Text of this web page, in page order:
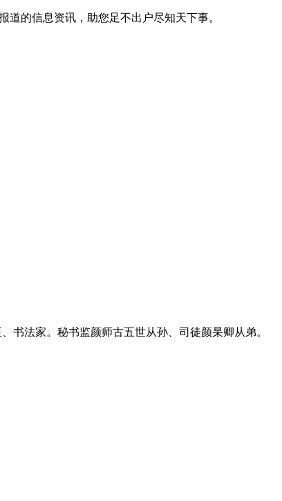
的信息资讯，助您足不出户尽知天下事。
书法家。秘书监颜师古五世从孙、司徒颜杲卿从弟。